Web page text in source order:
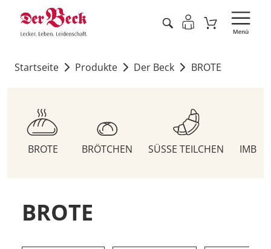
Startseite Produkte Der Beck BROTE
BROTE BRÖTCHEN SÜSSE TEILCHEN
BROTE